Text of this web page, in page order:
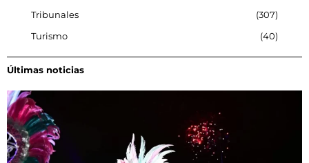
Tribunales
307
Turismo
40
Últimas noticias